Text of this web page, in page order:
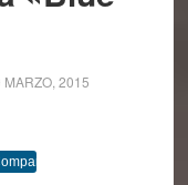
MARZO, 2015